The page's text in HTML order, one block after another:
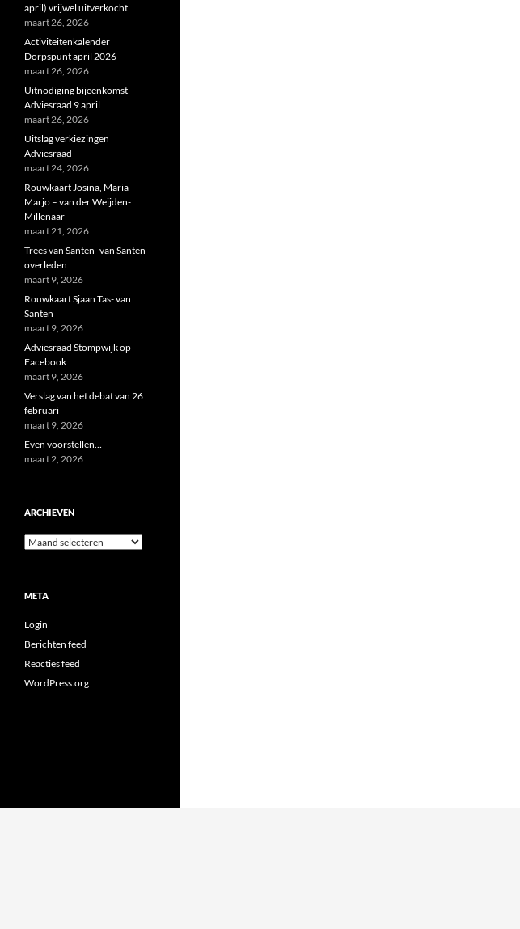
april) vrijwel uitverkocht
maart 26, 2026
Activiteitenkalender
Dorpspunt april 2026
maart 26, 2026
Uitnodiging bijeenkomst
Adviesraad 9 april
maart 26, 2026
Uitslag verkiezingen
Adviesraad
maart 24, 2026
Rouwkaart Josina, Maria –
Marjo – van der Weijden-
Millenaar
maart 21, 2026
Trees van Santen- van Santen
overleden
maart 9, 2026
Rouwkaart Sjaan Tas- van
Santen
maart 9, 2026
Adviesraad Stompwijk op
Facebook
maart 9, 2026
Verslag van het debat van 26
februari
maart 9, 2026
Even voorstellen…
maart 2, 2026
ARCHIEVEN
Archieven
META
Login
Berichten feed
Reacties feed
WordPress.org